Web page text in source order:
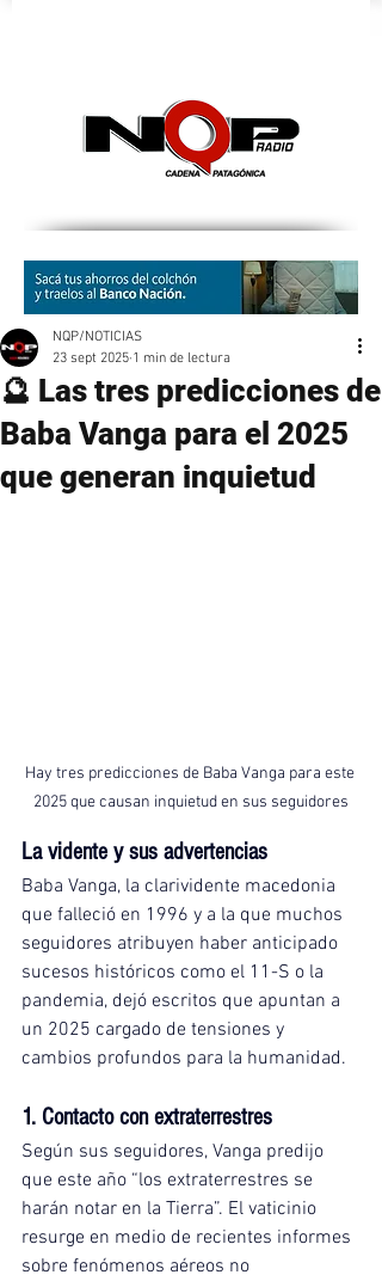
🔮 Las tres predicciones de
Baba Vanga para el 2025
que generan inquietud
NQP/NOTICIAS
23 sept 2025 1 min de lectura
Hay tres predicciones de Baba Vanga para este
2025 que causan inquietud en sus seguidores
La vidente y sus advertencias
Baba Vanga, la clarividente macedonia
que falleció en 1996 y a la que muchos
seguidores atribuyen haber anticipado
sucesos históricos como el 11-S o la
pandemia, dejó escritos que apuntan a
un 2025 cargado de tensiones y
cambios profundos para la humanidad.
1. Contacto con extraterrestres
Según sus seguidores, Vanga predijo
que este año “los extraterrestres se
harán notar en la Tierra”. El vaticinio
resurge en medio de recientes informes
sobre fenómenos aéreos no